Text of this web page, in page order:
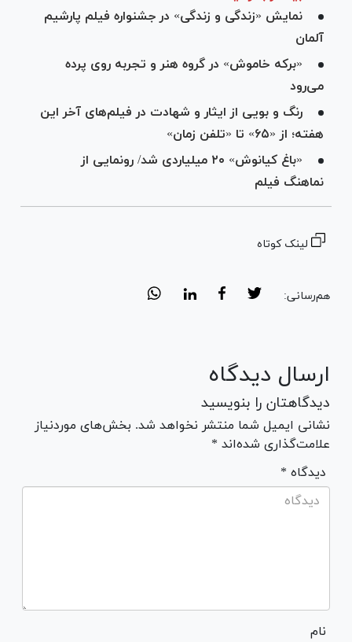
نمایش «زندگی و زندگی» در جشنواره فیلم پارشیم
آلمان
«برکه خاموش» در گروه هنر و تجربه روی پرده
می‌رود
رنگ و بویی از ایثار و شهادت در فیلم‌های آخر این
هفته؛ از «۶۵» تا «تلفن زمان»
«باغ کیانوش» ۲۰ میلیاردی شد/ رونمایی از
نماهنگ فیلم
لینک کوتاه
هم‌رسانی:
ارسال دیدگاه
دیدگاهتان را بنویسید
نشانی ایمیل شما منتشر نخواهد شد. بخش‌های موردنیاز
علامت‌گذاری شده‌اند *
* دیدگاه
نام